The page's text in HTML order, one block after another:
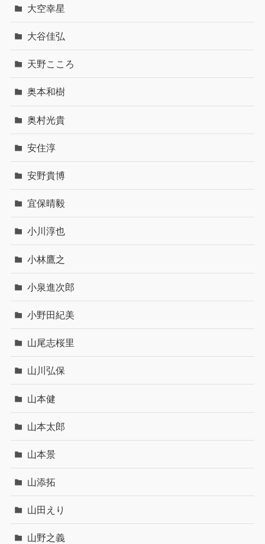
大空幸星
大谷佳弘
天野こころ
奥本和樹
奥村光貴
安住淳
安野貴博
宜保晴毅
小川淳也
小林鷹之
小泉進次郎
小野田紀美
山尾志桜里
山川弘保
山本健
山本太郎
山本景
山添拓
山田えり
山野之義